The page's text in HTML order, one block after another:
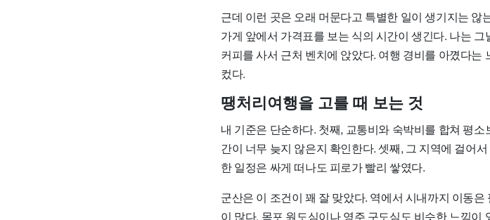
근데 이런 곳은 오래 머문다고 특별한 일이 생기지는
가게 앞에서 가격표를 보는 식의 시간이 생긴다. 나는
커피를 사서 근처 벤치에 앉았다. 여행 경비를 아꼈다
컸다.
땡처리여행을 고를 때 보는 것
내 기준은 단순하다. 첫째, 교통비와 숙박비를 합쳐 평
간이 너무 늦지 않은지 확인한다. 셋째, 그 지역에 걸어
한 일정은 싸게 떠나도 피로가 빨리 쌓였다.
군산은 이 조건이 꽤 잘 맞았다. 역에서 시내까지 이동
이 많다. 목포 원도심이나 영주 구도심도 비슷한 느낌이